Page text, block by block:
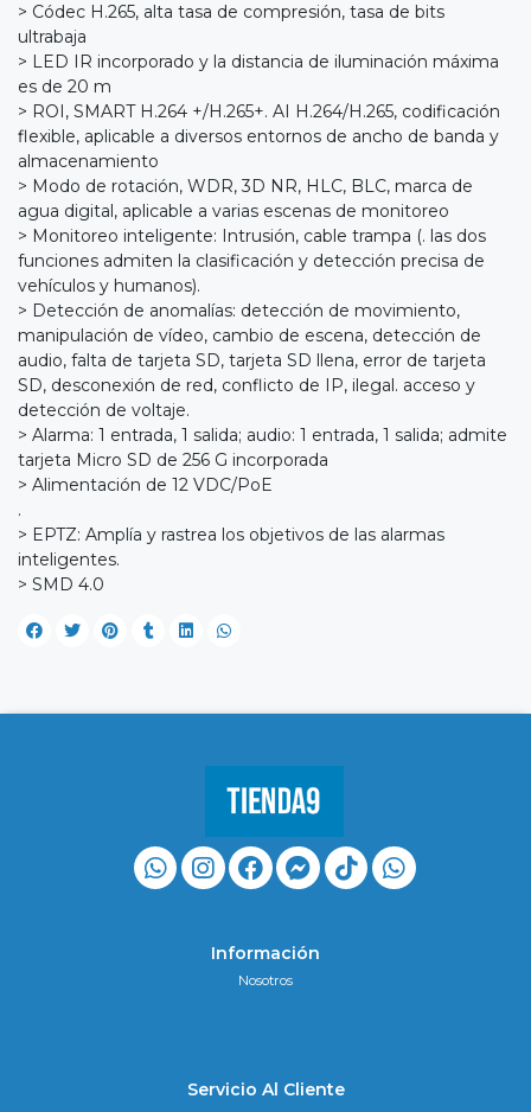
> Códec H.265, alta tasa de compresión, tasa de bits
ultrabaja
> LED IR incorporado y la distancia de iluminación máxima
es de 20 m
> ROI, SMART H.264 +/H.265+. AI H.264/H.265, codificación
flexible, aplicable a diversos entornos de ancho de banda y
almacenamiento
> Modo de rotación, WDR, 3D NR, HLC, BLC, marca de
agua digital, aplicable a varias escenas de monitoreo
> Monitoreo inteligente: Intrusión, cable trampa (. las dos
funciones admiten la clasificación y detección precisa de
vehículos y humanos).
> Detección de anomalías: detección de movimiento,
manipulación de vídeo, cambio de escena, detección de
audio, falta de tarjeta SD, tarjeta SD llena, error de tarjeta
SD, desconexión de red, conflicto de IP, ilegal. acceso y
detección de voltaje.
> Alarma: 1 entrada, 1 salida; audio: 1 entrada, 1 salida; admite
tarjeta Micro SD de 256 G incorporada
> Alimentación de 12 VDC/PoE
.
> EPTZ: Amplía y rastrea los objetivos de las alarmas
inteligentes.
> SMD 4.0
Información
Nosotros
Servicio Al Cliente